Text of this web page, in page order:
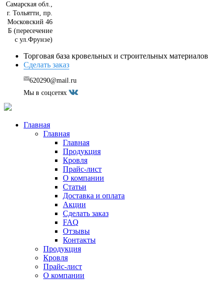
Самарская обл.,
г. Тольятти, пр.
Московский 46
Б (пересечение
с ул.Фрунзе)
Торговая база кровельных и строительных материалов
Сделать заказ
620290@mail.ru
Мы в соцсетях
Главная
Главная
Главная
Продукция
Кровля
Прайс-лист
О компании
Статьи
Доставка и оплата
Акции
Сделать заказ
FAQ
Отзывы
Контакты
Продукция
Кровля
Прайс-лист
О компании